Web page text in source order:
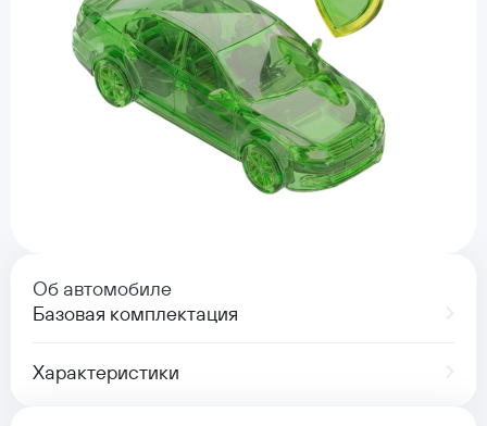
Об автомобиле
Базовая комплектация
Характеристики